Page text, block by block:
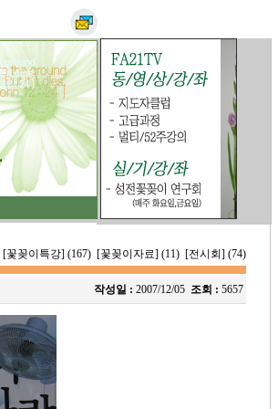
[꽃꽂이특강] (167) [꽃꽂이자료] (11) [전시회] (74)
작성일 : 2007/12/05 조회 : 5657